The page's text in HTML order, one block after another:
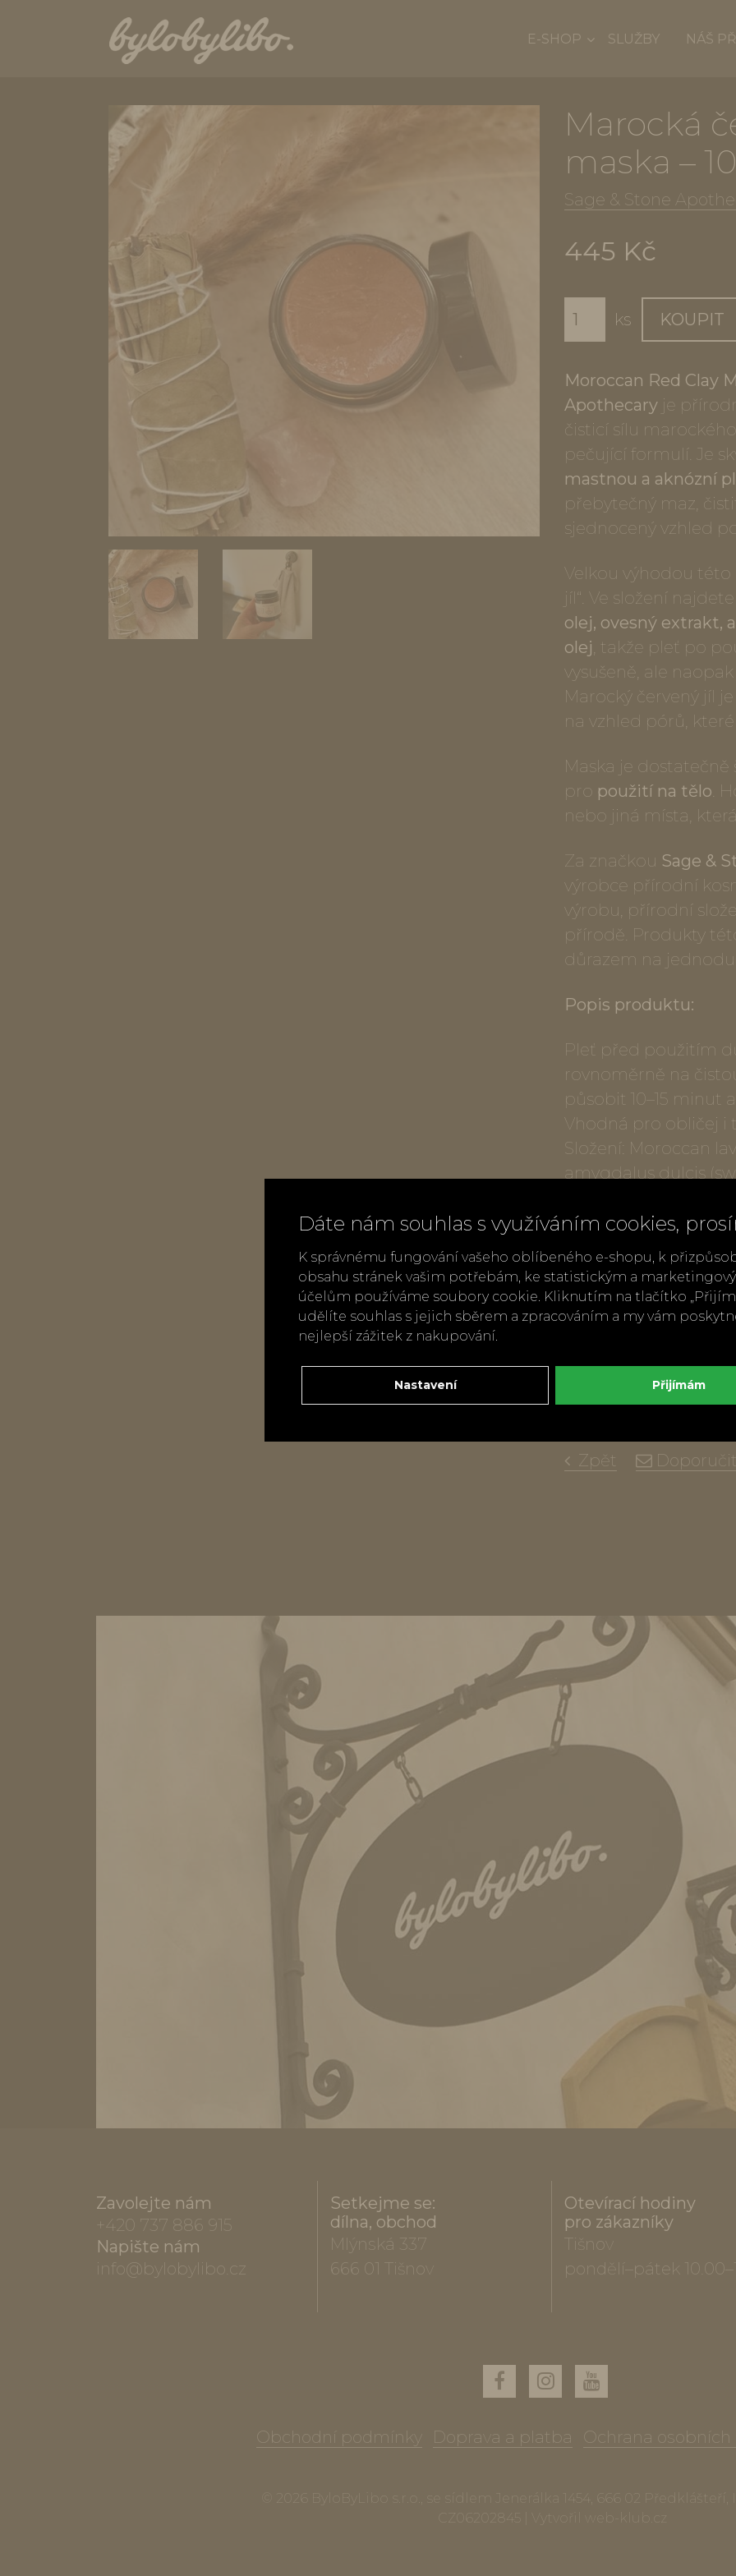
Marocká
maska –
Sage & Stone
445 Kč
ks KOUPIT
Moroccan Red Clay
Apothecary je
čisticí sílu
pečující formulí. Je
mastnou a aknózní
přebytečný maz,
sjednocený vzhled
Velkou výhodou této
jíl“. Ve složení
olej, ovesný extrakt,
olej, takže pleť po
vysušeně, ale
Marocký červený jíl
na vzhled pórů,
Maska je
pro použití na tělo.
nebo jiná místa,
Za značkou Sage &
výrobce přírodní
výrobu, přírodní
přírodě. Produkty
důrazem na
Popis produktu:
Pleť před použitím
rovnoměrně na
působit 10–15 minut
Vhodná pro obličej i
Složení: Moroccan
amygdalus dulcis
chinensis (jojoba)
extract, arnica
(vitamin E),
Typ produktu:
Hmotnost: 113,4 g / 4
Vlastnosti: all
Balení: recyklovatelné
Zpět Doporučit
Zavolejte nám
+420 737 886 915
Napište nám
info@bylobylibo.cz
Setkejme se:
dílna, obchod
Mlýnská 337
666 01 Tišnov
Otevírací hodiny
pro zákazníky
Tišnov
pondělí–pátek
Obchodní podmínky Doprava a platba Ochrana
© 2026 ByloByLibo s.r.o., se sídlem Jenerálka 1454, 666 02 Předklášteří,
CZ06202845 | Vytvořil
E-SHOP SLUŽBY NÁŠ
Dáte nám souhlas s využíváním cookies,
K správnému fungování vašeho oblíbeného e-shopu, k
obsahu stránek vašim potřebám, ke statistickým a
účelům používáme soubory cookie. Kliknutím na tlačítko
udělíte souhlas s jejich sběrem a zpracováním a my vám
nejlepší zážitek z nakupování.
Nastavení Přijímám